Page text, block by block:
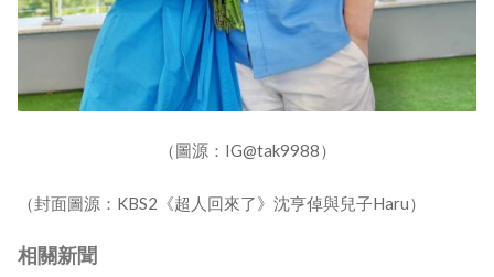
（圖源：IG@tak9988）
（封面圖源：KBS2《超人回來了》沈亨倬與兒子Haru）
相關新聞